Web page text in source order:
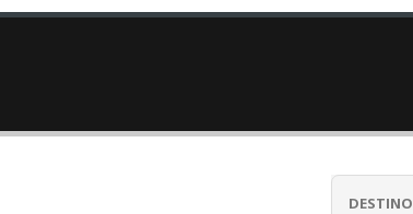
DESTINO